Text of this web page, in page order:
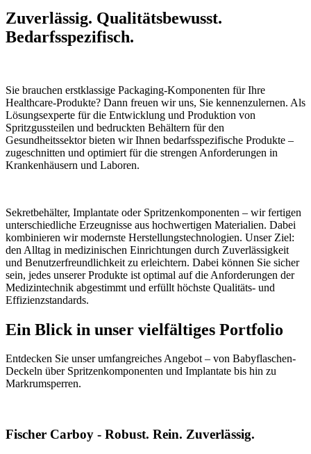
Zuverlässig. Qualitätsbewusst.
Bedarfsspezifisch.
Sie brauchen erstklassige Packaging-Komponenten für Ihre
Healthcare-Produkte? Dann freuen wir uns, Sie kennenzulernen. Als
Lösungsexperte für die Entwicklung und Produktion von
Spritzgussteilen und bedruckten Behältern für den
Gesundheitssektor bieten wir Ihnen bedarfsspezifische Produkte –
zugeschnitten und optimiert für die strengen Anforderungen in
Krankenhäusern und Laboren.
Sekretbehälter, Implantate oder Spritzenkomponenten – wir fertigen
unterschiedliche Erzeugnisse aus hochwertigen Materialien. Dabei
kombinieren wir modernste Herstellungstechnologien. Unser Ziel:
den Alltag in medizinischen Einrichtungen durch Zuverlässigkeit
und Benutzerfreundlichkeit zu erleichtern. Dabei können Sie sicher
sein, jedes unserer Produkte ist optimal auf die Anforderungen der
Medizintechnik abgestimmt und erfüllt höchste Qualitäts- und
Effizienzstandards.
Ein Blick in unser vielfältiges Portfolio
Entdecken Sie unser umfangreiches Angebot – von Babyflaschen-
Deckeln über Spritzenkomponenten und Implantate bis hin zu
Markrumsperren.
Fischer Carboy - Robust. Rein. Zuverlässig.